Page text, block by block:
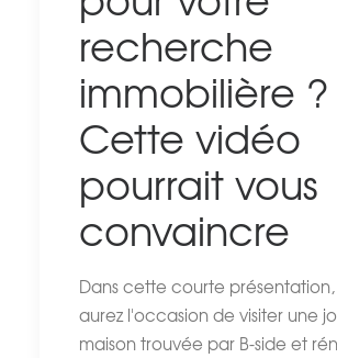
recherche
immobilière ?
Cette vidéo
pourrait vous
convaincre
Dans cette courte présentation,
aurez l'occasion de visiter une
maison trouvée par B-side et